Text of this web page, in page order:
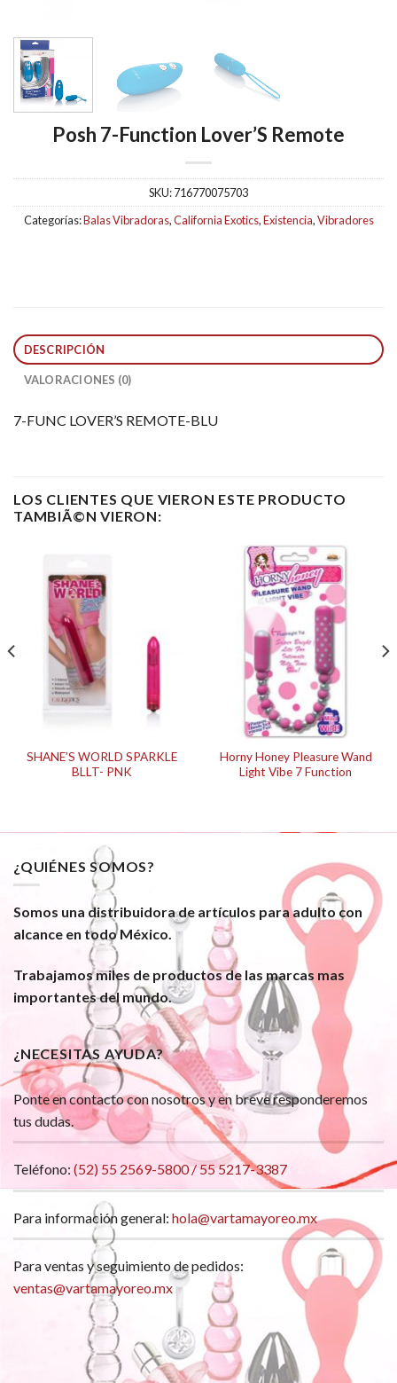
Posh 7-Function Lover’S Remote
SKU:716770075703
Categorías:Balas Vibradoras,California Exotics,Existencia,Vibradores
DESCRIPCIÓN
VALORACIONES (0)
7-FUNC LOVER’S REMOTE-BLU
LOS CLIENTES QUE VIERON ESTE PRODUCTO
TAMBIÃ©N VIERON:
SHANE’S WORLD SPARKLE
BLLT- PNK
Horny Honey Pleasure Wand
Light Vibe 7 Function
¿QUIÉNES SOMOS?
Somos una distribuidora de artículos para adulto con
alcance en todo México.
Trabajamos miles de productos de las marcas mas
importantes del mundo.
¿NECESITAS AYUDA?
Ponte en contacto con nosotros y en breve responderemos
tus dudas.
Teléfono: (52) 55 2569-5800 / 55 5217-3387
Para información general: hola@vartamayoreo.mx
Para ventas y seguimiento de pedidos:
ventas@vartamayoreo.mx